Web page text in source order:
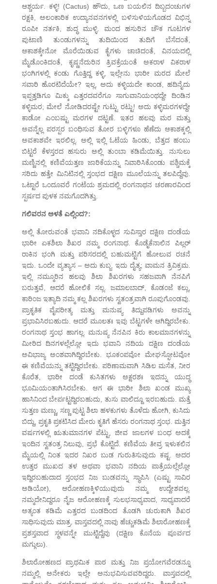
ಆಶ್ಚರ್ಯ. ಕಳ್ಳಿ! (Cactus) ಹೌದು, ಒಣ ಬಯಲಿನ ದಿಬ್ಬದಂಚುಗಳ
ರಕ್ಷಕಿ, ಅಲಂಕಾರಿಕ ಉದ್ಯಾನವನಗಳಲ್ಲಿ ಬಳಿಸುಳಿಯಗೊಡದ ವಿಭಿನ್ನ
ರೂಪೀ ನರ್ತಕಿ, ಶುದ್ಧ ಮುಳ್ಳಿ. ಮಂದ ಹಸುರಿನ ಚೌಕ ಗೂಟಗಳ
ಪುಟಾಣಿ ತುಂಡುಗಳನ್ನು ತುದಿಯಿಂದ ತುದಿಗೆ ಬೆಸೆದಂತೆ,
ಆಕಾಶಕ್ಕೇನೋ ಮೊರೆಯಿಡುವ ಕೈಗಳು ಚಾಚಿದಂತೆ, ವಿನಯದಲ್ಲಿ
ಮೈಡೊಂಕಿದಂತೆ, ಕೃಷ್ಣನೆದುರಿನ ತ್ರಿವಕ್ರೆಯಂತೆ ಅಕರಾಳ ವಿಕರಾಳ
ಭಂಗಿಗಳಲ್ಲಿ ಕಂಡು ಗೊತ್ತಿದ್ದ ಕಳ್ಳಿ, ಇಲ್ಲೇನು ಭಾರೀ ಮರದ ಮೇಲೆ
ಸವಾರಿ ಹೊರಟಿದೆಯೇ? ಇಲ್ಲ, ಅದು ಕಳ್ಳಿಯದೇ ಕಾಂಡ, ಹದಿನೈದು
ಇಪ್ಪತ್ತಡಿಗೂ ಮಿಕ್ಕು ಎತ್ತರದವರೆಗೂ ಸಾಗುವಾನಿಯಂಥದ್ದೇ ದಿಂಡಿನ
ಕಳ್ಳಿಮರ; ಮೇಲೆ ನೋಡಿದರಷ್ಟೇ ಗುಟ್ಟು ರಟ್ಟು! ಅದು ಕಳ್ಳಿಮರಗಳದ್ದೇ
ಕಾಡೋ ಎಂಬಷ್ಟು ಮರಗಳ ದಟ್ಟಣೆ. ಇತರ ಹಲವು ಮರ ಮತ್ತು
ಅವನ್ನೆಲ್ಲ ಪರಸ್ಪರ ಬಂಧಿಸುವ ತೋರ ಬಳ್ಳಿಗಳೂ ಹೆಣೆದು ಆಕಾಶಕ್ಕಲ್ಲಿ
ಅವಕಾಶವೇ ಇರಲಿಲ್ಲ. ಅಲ್ಲಿ ಇಲ್ಲಿ ಓಟೆಯ ಹಿಂಡು, ಬೆತ್ತದ ಹಂಬು
ಬಿಟ್ಟರೆ ಕೆಳಸ್ತರದ ಹಸುರು ಅಲ್ಲಿ ತುಂಬಾ ಕಡಿಮೆಯಿತ್ತು. ನುಸುಲು
ಮಣ್ಣಿನಲ್ಲಿ ಕಣಿವೆಯತ್ತಣ ಜಾರಿಕೆಯನ್ನು ನಿವಾರಿಸಿಕೊಂಡು ಪಶ್ಚಿಮಕ್ಕೆ
ಸರಿದು ಹತ್ತೇ ಮಿನಿಟಿನಲ್ಲಿ ಸ್ತಂಭದ ದಕ್ಷಿಣ ಮೂಲೆಯನ್ನು ತಲಪಿದ್ದೆವು.
ಒಟ್ಟಾರೆ ಒಂದೂವರೆ ಗಂಟೆಯ ಶ್ರಮದಲ್ಲಿ ರಂಗನಾಥನ ಚರಣಾರವಿಂದ
ಸ್ಪರ್ಷದ ಪುಳಕ ನಮಗೊದಗಿತ್ತು.
ಗಲಿವರನ ಅಳತೆ ಎಲ್ಲಿಂದ?:
ಅಲ್ಲಿ ತೋರುವಂತೆ ಭವಾನಿ ನದಿಕೊಳ್ಳದ ಸುವಿಸ್ತಾರ ದಕ್ಷಿಣ ದಂಡೆಯ
ಭಾರೀ ಏಕಶಿಲಾ ಶಿಖರ ನಮ್ಮ ರಂಗನಾಥ. ಕೊಡೈಕೆನಾಲಿನ ಪಿಲ್ಲರ್
ರಾಕಿನ ಭಂಗಿ ಮತ್ತು ಪರಿಸರದಲ್ಲಿ ಬಹುಮಟ್ಟಿಗೆ ಹೋಲುವ ರಚನೆ
ಇದು. ಒಂದೇ ವ್ಯತ್ಯಾಸ – ಅದು ಕುಬ್ಜ, ಇದು ದೈತ್ಯ; ವಾಮನ ತ್ರಿವಿಕ್ರಮ.
ಇಲ್ಲಿ ನಮ್ಮೂರಿನ ಹಲವು ಶಿಲಾ ಶಿಖರಗಳು ಸಹಜವಾಗಿ ನೆನಪಿಗೆ
ಬರುತ್ತವೆ, ಆದರೆ ಹೋಲಿಕೆ ಸಲ್ಲ. ಜಮಾಲಬಾದ್, ಕೊಡಂಜೆ ಕಲ್ಲು,
ಕಾರಿಂಜ ಇತ್ಯಾದಿ ನಮ್ಮ ಕಲ್ಲ ಶಿಖರಗಳು ಸ್ವತಂತ್ರವಾಗಿ ರೂಪುಗೊಂಡವು.
ಪ್ರಾಕೃತಿಕ ವೈಪರೀತ್ಯ ಮತ್ತು ಮನುಷ್ಯ ತಿದ್ದುಪಡಿಗಳು ಅವನ್ನು
ಪ್ರಭಾವಿಸಿರಬಹುದು. ಆದರೆ ಮೂಲತಃ ಇವು ಬೆಟ್ಟಗಳೇ ಆಗಿದ್ದಿರಬೇಕು.
ರಂಗನಾಥ ಸ್ತಂಭ ಹಾಗಲ್ಲ. ಮನುಷ್ಯ ನೆನಪಿನ ಕಿರು ಕಾಲಮಾನಗಳನ್ನು
ಮೀರಿದ ದಿನಗಳಲ್ಲೆಲ್ಲೋ ಇದು ಭವಾನಿ ನದಿಯ ದಕ್ಷಿಣ ದಂಡೆಯ
ಅವಿಭಾಜ್ಯ ಅಂಶವಾಗಿದ್ದಿರಬೇಕು. ಭೂಕಂಪವೋ ಮೇಘಸ್ಫೋಟವೋ
ಈ ಕಣಿವೆಯನ್ನು ತಟ್ಟಿದ್ದಿರಬೇಕು. ಪರಿಣಾಮವಾಗಿ ಸಿಡಿಲ ಮಸೆತ, ನೀರ
ಕೊರೆತ, ಭಾರೀ ದಂಡೆ ಕುಸಿತಗಳು ಅಕ್ಷರಶಃ ಇದನ್ನು ಯುದ್ಧ
ಭೂಮಿಯಂತಾಗಿಸಿರಬೇಕು. ಆಗ ಈ ಭಾರೀ ಶಿಲಾ ಖಂಡ ಮುಖ್ಯ
ಹಾಸಿನಿಂದ ಬೇರ್ಪಟ್ಟದ್ದಿರಬಹುದು, ತುಸು ವಾಲಿದ್ದೂ ಇರಬಹುದು. ಮತ್ತೆ
ಸುತ್ತಣ ಮಣ್ಣು, ಸಣ್ಣ ಪುಟ್ಟ ಶಿಲಾ ಹಳಕುಗಳು ತೊಳೆದು ಹೋಗಿ, ಕುಸಿದು
ಬಿದ್ದು, ಪ್ರಕೃತಿ ಪ್ರಕಟಿಸಿದ ಮೇರು ಕೃತಿಗೆ ಹೆಸರು ರಂಗನಾಥ ಸ್ತಂಭ. ಮತ್ತಿನ
ವರ್ಷಗಳಲ್ಲಿ ಋತುಮಾನಗಳ ಪೆಟ್ಟು, ಜೀವ ಜಾಲಗಳ ಬಂಧ ಅದಕ್ಕೆ
ಇಂದಿನ ಸ್ವತಂತ್ರ ನಿಲುವು, ಪ್ರಭೆ ಕೊಟ್ಟಿದೆ. ಕಣಿವೆಯ ತೀವ್ರ ಇಳುಕಲಿನ
ಮೈಯಲ್ಲಿ ನಿಂತ ಇದರ ನಿಖರ ಬುಡ ಗುರುತಿಸುವುದು ಕಷ್ಟ. ಅದರ
ಉತ್ತರ ಮುಖದ ತಳ ಅಥವಾ ಭವಾನಿ ನದಿಯ ಪಾತ್ರೆಯಲ್ಲೆಲ್ಲೋ
ಇದ್ದಿರಬಹುದಾದ ಸ್ತಂಭದ ನಿಜ ಬುಡವನ್ನು ಸ್ಥಾಪಿಸಿ (ಎಷ್ಟು ಸಾವಿರ
ಅಡಿಯೋ), ಆರೋಹಣಕ್ಕಿಳಿಯುವುದು ನಮ್ಮ ಉದ್ದೇಶವಲ್ಲ.
ನಮ್ಮದೇನಿದ್ದರೂ ನೈಜ ಆರೋಹಣಕ್ಕೆ ಸುಲಭಸಾಧ್ಯವಾದ, ಸಾಧ್ಯವಾದರೆ
ಅತ್ಯಂತ ಕಡಿಮೆ ಎತ್ತರದ ಬುಡದಿಂದ ತೊಡಗಿ ಚುರುಕಾಗಿ ಶಿಖರ
ಸಾಧಿಸುವುದು ಮಾತ್ರ. ವಾಸ್ತವದಲ್ಲಿ ನಾವು ಹೆಚ್ಚುಕಡಿಮೆ ಶಿಲಾರೋಹಣಕ್ಕೆ
ಪ್ರಶಸ್ತವಾದ ಸ್ಥಳವನ್ನೇ ಮುಟ್ಟಿದ್ದೆವು (ದಕ್ಷಿಣ ಕೊನೆಯ ಪೂರ್ವದ
ಮಗ್ಗುಲು).
ಶಿಲಾರೋಹಣದ ಪ್ರಾಥಮಿಕ ಪಾಠ ಮತ್ತು ನಿಜ ಪ್ರಯೋಗವೆರಡನ್ನೂ
ನಮ್ಮಲ್ಲಿ ಅನೇಕರು ಇಲ್ಲೇ ಅನುಭವಿಸುವವರಿದ್ದರು. ವಾಸ್ತವದಲ್ಲಿ